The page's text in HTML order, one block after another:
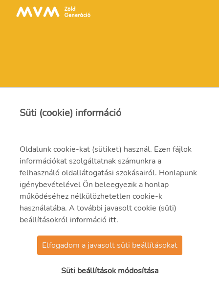
1031 Budapest, Szentendrei út 207-209.
06-1-304-2000
@2021 MVM Zöld Generáció
Süti (cookie) információ
Oldalunk cookie-kat (sütiket) használ. Ezen fájlok
információkat szolgáltatnak számunkra a
felhasználó oldallátogatási szokásairól. Honlapunk
igénybevételével Ön beleegyezik a honlap
működéséhez nélkülözhetetlen cookie-k
használatába. A további javasolt cookie (süti)
beállításokról információ itt.
Elfogadom a javasolt süti beállításokat
Süti beállítások módosítása